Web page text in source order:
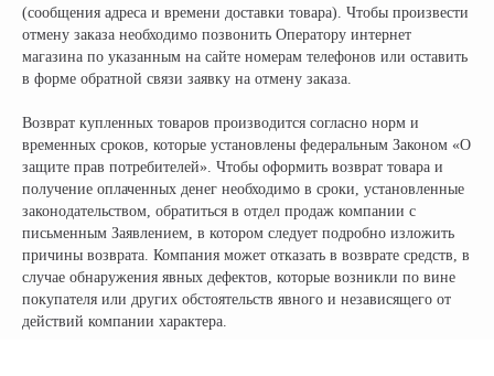
(сообщения адреса и времени доставки товара). Чтобы произвести
отмену заказа необходимо позвонить Оператору интернет
магазина по указанным на сайте номерам телефонов или оставить
в форме обратной связи заявку на отмену заказа.
Возврат купленных товаров производится согласно норм и
временных сроков, которые установлены федеральным Законом «О
защите прав потребителей». Чтобы оформить возврат товара и
получение оплаченных денег необходимо в сроки, установленные
законодательством, обратиться в отдел продаж компании с
письменным Заявлением, в котором следует подробно изложить
причины возврата. Компания может отказать в возврате средств, в
случае обнаружения явных дефектов, которые возникли по вине
покупателя или других обстоятельств явного и независящего от
действий компании характера.
© CityCoCo Russia Operating Company, LLC. 2019–2026
Московская область, г. Мытищи, ул. Ярмарочная с4Б.
Павильон Т 10-15
г. Москва, съезд 91-й км МКАД
Ростовское Шоссе 11/4
г. Краснодар
НАШИ САЛОНЫ:
ИНН: 502986579524
ОГРН: 319505300005981
ИП Талипов М.Б.